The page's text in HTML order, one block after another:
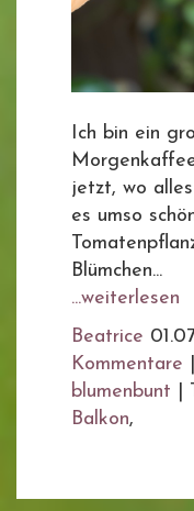
Ich bin ein
jetzt, wo
es umso
Blümchen...
...weiterlesen
Beatrice
Kommentare
blumenbunt
Balkon,